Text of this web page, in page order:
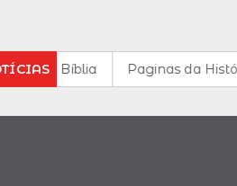
Bíblia Paginas da História -